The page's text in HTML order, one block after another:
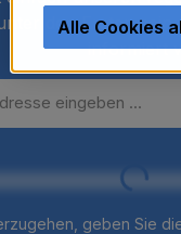
den Ersten
informiert
geben Sie
Alle Cookies